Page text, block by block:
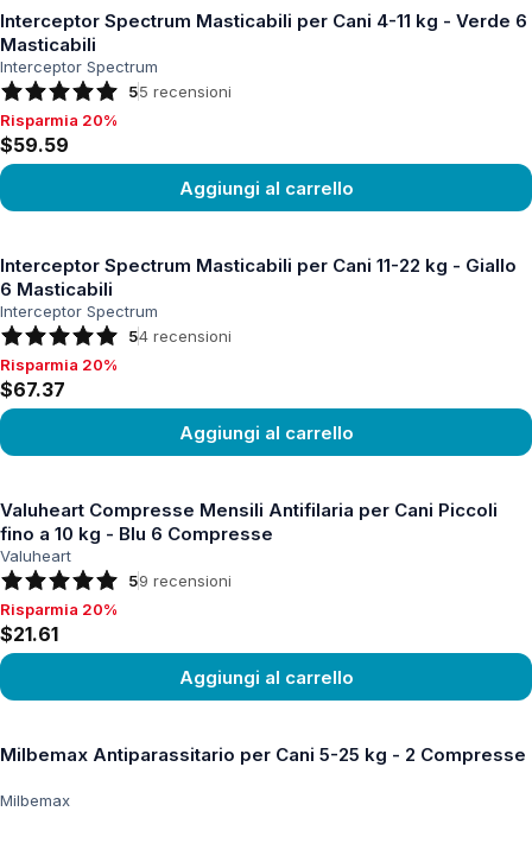
Interceptor Spectrum Masticabili per Cani 4-11 kg - Verde 6
Masticabili
Interceptor Spectrum
55 recensioni
Risparmia 20%, $59.59
Risparmia 20%
$59.59
Aggiungi al carrello
Interceptor Spectrum Masticabili per Cani 11-22 kg - Giallo
6 Masticabili
Interceptor Spectrum
54 recensioni
Risparmia 20%, $67.37
Risparmia 20%
$67.37
Aggiungi al carrello
Valuheart Compresse Mensili Antifilaria per Cani Piccoli
fino a 10 kg - Blu 6 Compresse
Valuheart
59 recensioni
Risparmia 20%, $21.61
Risparmia 20%
$21.61
Aggiungi al carrello
Milbemax Antiparassitario per Cani 5-25 kg - 2 Compresse
Milbemax